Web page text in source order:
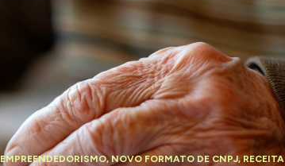
EMPREENDEDORISMO,NOVO FORMATO DE CNPJ,RECEITA